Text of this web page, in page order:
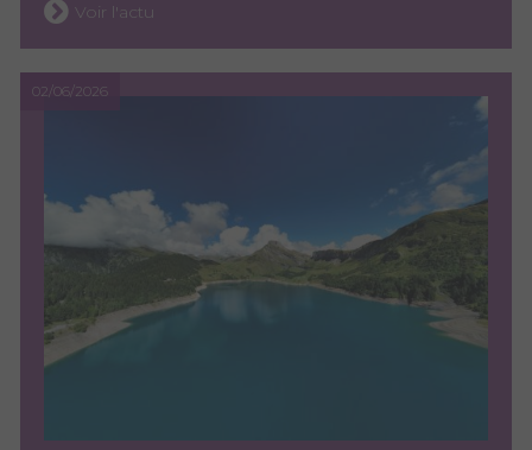
Voir l'actu
02/06/2026